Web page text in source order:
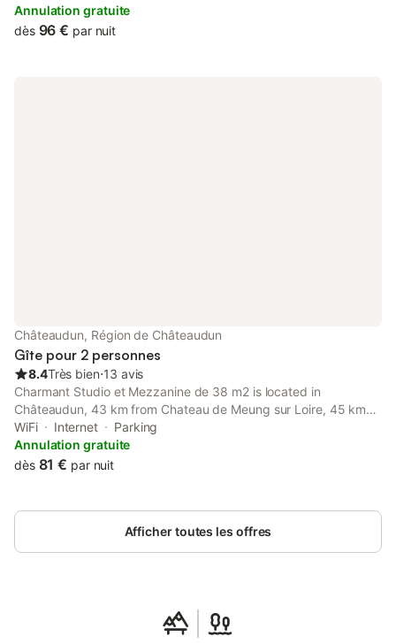
Chartres.
Annulation gratuite
dès 96 € par nuit
Châteaudun, Région de Châteaudun
Gîte pour 2 personnes
8.4Très bien⋅13 avis
Charmant Studio et Mezzanine de 38 m2 is located in
Châteaudun, 43 km from Chateau de Meung sur Loire, 45 km
from Municipal Theatre of Chartres, and 45 km from Chartres
Train Station.
WiFi Internet
Parking
Annulation gratuite
dès 81 € par nuit
Afficher toutes les offres